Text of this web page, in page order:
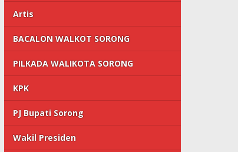
Artis
BACALON WALKOT SORONG
PILKADA WALIKOTA SORONG
KPK
PJ Bupati Sorong
Wakil Presiden